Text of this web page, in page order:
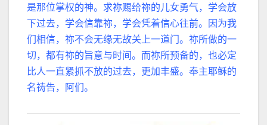
是那位掌权的神。求祢赐给祢的儿女勇气，学会放
下过去，学会信靠祢，学会凭着信心往前。因为我
们相信，祢不会无缘无故关上一道门。祢所做的一
切，都有祢的旨意与时间。而祢所预备的，也必定
比人一直紧抓不放的过去，更加丰盛。奉主耶稣的
名祷告，阿们。